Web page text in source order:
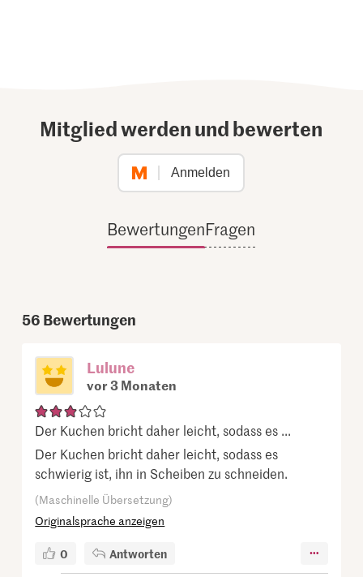
Mitglied werden und bewerten
Anmelden
BewertungenFragen
56 Bewertungen
Lulune
vor 3 Monaten
Der Kuchen bricht daher leicht, sodass es ...
Der Kuchen bricht daher leicht, sodass es
schwierig ist, ihn in Scheiben zu schneiden.
(Maschinelle Übersetzung)
Originalsprache anzeigen
0 Antworten